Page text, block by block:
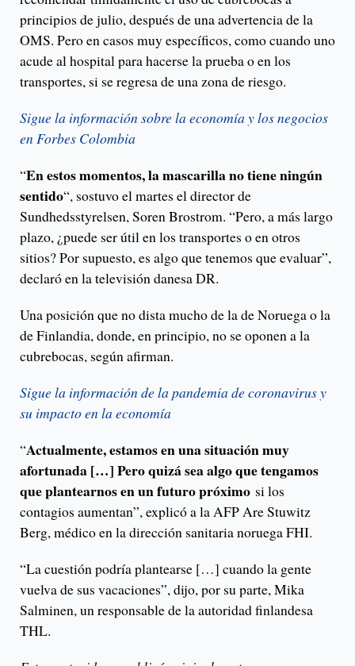
principios de julio, después de una advertencia de la
OMS. Pero en casos muy específicos, como cuando uno
acude al hospital para hacerse la prueba o en los
transportes, si se regresa de una zona de riesgo.
Sigue la información sobre la economía y los negocios
en Forbes Colombia
“En estos momentos, la mascarilla no tiene ningún
sentido“, sostuvo el martes el director de
Sundhedsstyrelsen, Soren Brostrom. “Pero, a más largo
plazo, ¿puede ser útil en los transportes o en otros
sitios? Por supuesto, es algo que tenemos que evaluar”,
declaró en la televisión danesa DR.
Una posición que no dista mucho de la de Noruega o la
de Finlandia, donde, en principio, no se oponen a la
cubrebocas, según afirman.
Sigue la información de la pandemia de coronavirus y
su impacto en la economía
“Actualmente, estamos en una situación muy
afortunada […] Pero quizá sea algo que tengamos
que plantearnos en un futuro próximo si los
contagios aumentan”, explicó a la AFP Are Stuwitz
Berg, médico en la dirección sanitaria noruega FHI.
“La cuestión podría plantearse […] cuando la gente
vuelva de sus vacaciones”, dijo, por su parte, Mika
Salminen, un responsable de la autoridad finlandesa
THL.